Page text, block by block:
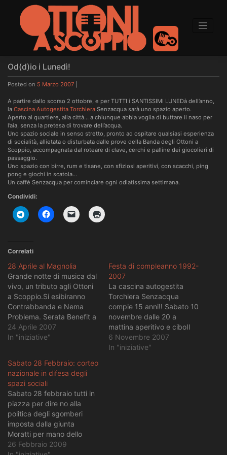
content
Od(d)io i Lunedì!
Posted on 5 Marzo 2007
A partire dallo scorso 2 ottobre, e per TUTTI i SANTISSIMI LUNEDà dell’anno,
la Cascina Autogestita Torchiera Senzacqua sarà uno spazio aperto.
Aperto al quartiere, alla città… a chiunque abbia voglia di buttare il naso per
l’aia, senza la pretesa di trovare dell’acqua.
Uno spazio sociale in senso stretto, pronto ad ospitare qualsiasi esperienza
di socialità, allietata o disturbata dalle prove della Banda degli Ottoni a
Scoppio, accompagnata dal roteare di clave, cerchi e palline dei giocolieri di
passaggio.
Uno spazio con birre, rum e tisane, con sfiziosi aperitivi, con scacchi, ping
pong e giochi in scatola…
Un caffè Senzacqua per cominciare ogni odiatissima settimana.
Condividi:
Correlati
28 Aprile al Magnolia
Grande notte di musica dal
vivo, un tributo agli Ottoni
a Scoppio.Si esibiranno
Contrabbanda e Nema
Problema. Serata Benefit a
favore del progetto di
insonorizzazione della
numerosi e, naturalmente,
Antifascisti!
24 Aprile 2007
In "iniziative"
Festa di compleanno 1992-
2007
La cascina autogestita
Torchiera Senzacqua
compie 15 anni!! Sabato 10
novembre dalle 20 a
mattina aperitivo e ciboIl
Varietà delle
Cariatidicabaret, giocolieri,
6 Novembre 2007
In "iniziative"
Sabato 28 Febbraio: corteo
nazionale in difesa degli
spazi sociali
Sabato 28 febbraio tutti in
piazza per dire no alla
politica degli sgomberi
imposta dalla giunta
Moratti per mano dello
sceriffo Decorato. Ritrovo
26 Febbraio 2009